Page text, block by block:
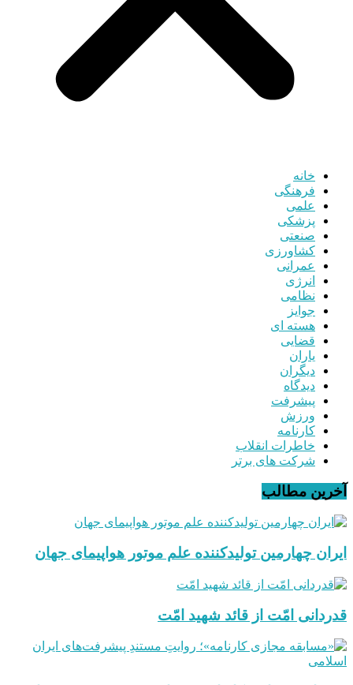
خانه
فرهنگی
علمی
پزشکی
صنعتی
کشاورزی
عمرانی
انرژی
نظامی
جوایز
هسته ای
قضایی
یاران
دیگران
دیدگاه
پیشرفت
ورزش
کارنامه
خاطرات انقلاب
شرکت های برتر
آخرین مطالب
ایران چهارمین تولیدکننده علم موتور هواپیمای جهان
قدردانی امّت از قائد شهید امّت